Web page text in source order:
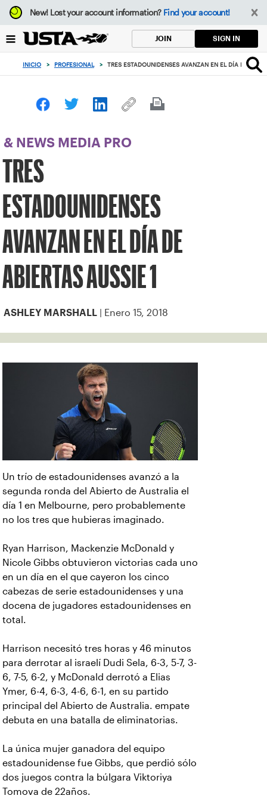
Enfoque
desde
botón
volver
principio
New!Lost your account information? Find your account!
JOIN SIGN IN
INICIO > PROFESIONAL > TRES ESTADOUNIDENSES AVANZAN EN EL DÍA DE
& NEWS MEDIA PRO
TRES
ESTADOUNIDENSES
AVANZAN EN EL DÍA DE
ABIERTAS AUSSIE 1
ASHLEY MARSHALL | Enero 15, 2018
Un trío de estadounidenses avanzó a la
segunda ronda del Abierto de Australia el
día 1 en Melbourne, pero probablemente
no los tres que hubieras imaginado.
Ryan Harrison, Mackenzie McDonald y
Nicole Gibbs obtuvieron victorias cada uno
en un día en el que cayeron los cinco
cabezas de serie estadounidenses y una
docena de jugadores estadounidenses en
total.
Harrison necesitó tres horas y 46 minutos
para derrotar al israelí Dudi Sela, 6-3, 5-7, 3-
6, 7-5, 6-2, y McDonald derrotó a Elias
Ymer, 6-4, 6-3, 4-6, 6-1, en su partido
principal del Abierto de Australia. empate
debuta en una batalla de eliminatorias.
La única mujer ganadora del equipo
estadounidense fue Gibbs, que perdió sólo
dos juegos contra la búlgara Viktoriya
Tomova de 22años.